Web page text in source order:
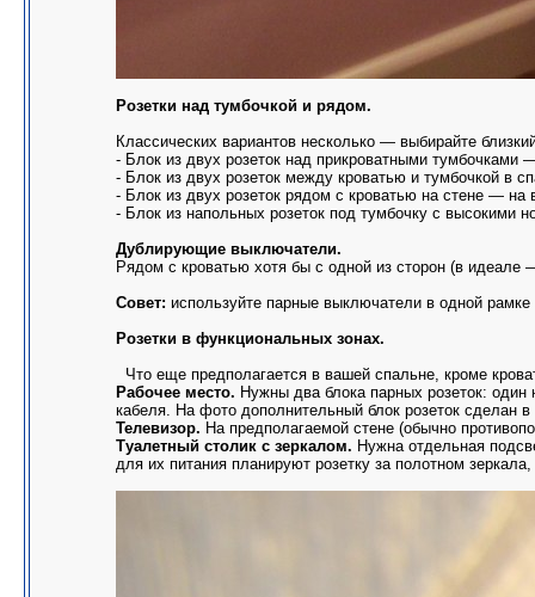
Розетки над тумбочкой и рядом.
Классических вариантов несколько — выбирайте
- Блок из двух розеток над прикроватными тумбочками
- Блок из двух розеток между кроватью и тумбочкой в
- Блок из двух розеток рядом с кроватью на стене — на
- Блок из напольных розеток под тумбочку с высокими
Дублирующие выключатели.
Рядом с кроватью хотя бы с одной из сторон (в идеале
Совет: используйте парные выключатели в одной
Розетки в функциональных зонах.
Что еще предполагается в вашей спальне, кроме
Рабочее место. Нужны два блока парных розеток:
кабеля. На фото дополнительный блок розеток сделан
Телевизор. На предполагаемой стене (обычно
Туалетный столик с зеркалом. Нужна отдельная
для их питания планируют розетку за полотном